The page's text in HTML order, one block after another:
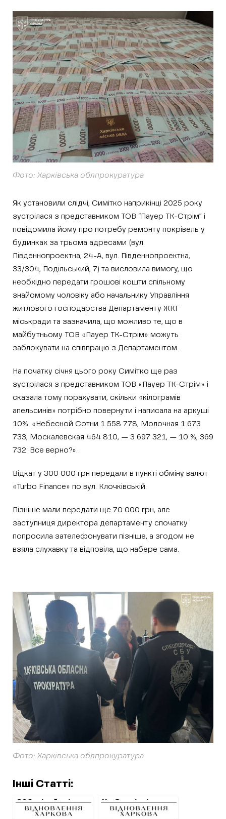
Фото: Харківська облпрокуратура
Як установили слідчі, Симітко наприкінці 2025 року
зустрілася з представником ТОВ “Пауер ТК-Стрім” і
повідомила йому про потребу ремонту покрівель у
будинках за трьома адресами (вул.
Південнопроектна, 24-А, вул. Південнопроектна,
33/304, Подільський, 7) та висловила вимогу, що
необхідно передати грошові кошти спільному
знайомому чоловіку або начальнику Управління
житлового господарства Департаменту ЖКГ
міськради та зазначила, що можливо те, що в
майбутньому ТОВ «Пауер ТК-Стрім» можуть
заблокувати на співпрацю з Департаментом.
На початку січня цього року Симітко ще раз
зустрілася з представником ТОВ «Пауер ТК-Стрім» і
сказала тому порахувати, скільки «кілограмів
апельсинів» потрібно повернути і написала на аркуші
10%: «Небесной Сотни 1 558 778, Молочная 1 673
733, Москалевская 464 810, — 3 697 321, — 10 %, 369
732. Все верно?».
Відкат у 300 000 грн передали в пункті обміну валют
«Turbo Finance» по вул. Клочківській.
Пізніше мали передати ще 70 000 грн, але
заступниця директора департаменту спочатку
попросила зателефонувати пізніше, а згодом не
взяла слухавку та відповіла, що набере сама.
Фото: Харківська облпрокуратура
Інші Статті:
200 мільйонів на
ремонт будинків
На Салтівці
відремонтують